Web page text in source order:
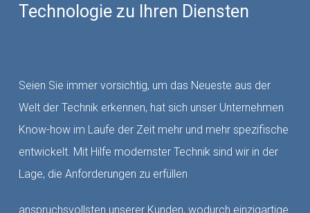
Technologie zu Ihren Diensten
Seien Sie immer vorsichtig, um das Neueste aus der
Welt der Technik erkennen, hat sich unser Unternehmen
Know-how im Laufe der Zeit mehr und mehr spezifische
entwickelt. Mit Hilfe modernster Technik sind wir in der
Lage, die Anforderungen zu erfüllen
anspruchsvollsten unserer Kunden, wodurch einzigartige